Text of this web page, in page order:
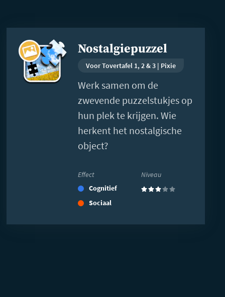
Nostalgiepuzzel
Voor Tovertafel 1, 2 & 3 | Pixie
Werk samen om de
zwevende puzzelstukjes op
hun plek te krijgen. Wie
herkent het nostalgische
object?
Effect
Cognitief
Sociaal
Niveau
(3)
meer